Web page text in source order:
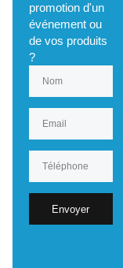
promotion d'un
événement ou
de vos produits
?
Envoyer